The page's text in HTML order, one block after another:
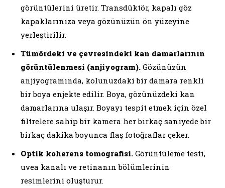
görüntülerini üretir. Transdüktör, kapalı göz
kapaklarınıza veya gözünüzün ön yüzeyine
yerleştirilir.
Tümördeki ve çevresindeki kan damarlarının
görüntülenmesi (anjiyogram). Gözünüzün
anjiyogramında, kolunuzdaki bir damara renkli
bir boya enjekte edilir. Boya, gözünüzdeki kan
damarlarına ulaşır. Boyayı tespit etmek için özel
filtrelere sahip bir kamera her birkaç saniyede bir
birkaç dakika boyunca flaş fotoğraflar çeker.
Optik koherens tomografisi. Görüntüleme testi,
uvea kanalı ve retinanın bölümlerinin
resimlerini oluşturur.